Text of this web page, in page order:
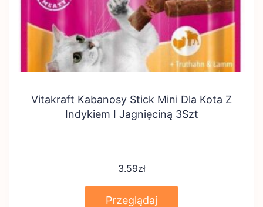
Vitakraft Kabanosy Stick Mini Dla Kota Z
Indykiem I Jagnięciną 3Szt
3.59zł
Przeglądaj